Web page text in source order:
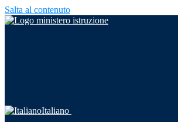
Salta al contenuto
Italiano